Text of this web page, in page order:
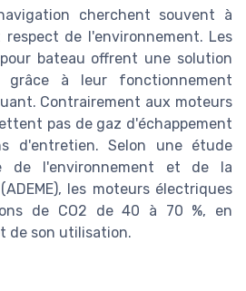
cherchent souvent à
de l'environnement. Les
bateau offrent une solution
à leur fonctionnement
Contrairement aux moteurs
pas de gaz d'échappement
d'entretien. Selon une étude
de l'environnement et de la
les moteurs électriques
de CO2 de 40 à 70 %, en
de son utilisation.